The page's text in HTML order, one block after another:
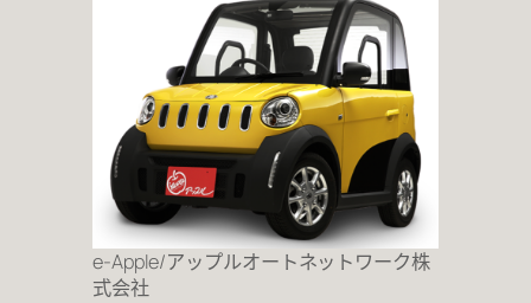
e-Apple/アップルオートネットワーク株
式会社